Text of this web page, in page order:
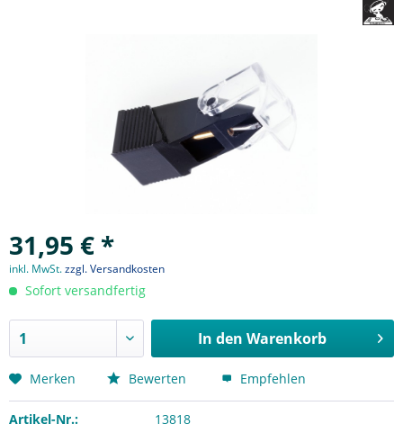
31,95 € *
inkl. MwSt.zzgl. Versandkosten
Sofort versandfertig
In den Warenkorb
Merken Bewerten Empfehlen
Artikel-Nr.: 13818